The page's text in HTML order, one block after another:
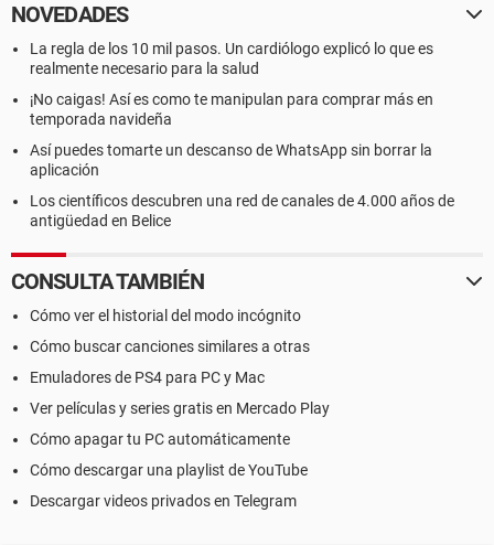
NOVEDADES
La regla de los 10 mil pasos. Un cardiólogo explicó lo que es
realmente necesario para la salud
¡No caigas! Así es como te manipulan para comprar más en
temporada navideña
Así puedes tomarte un descanso de WhatsApp sin borrar la
aplicación
Los científicos descubren una red de canales de 4.000 años de
antigüedad en Belice
CONSULTA TAMBIÉN
Cómo ver el historial del modo incógnito
Cómo buscar canciones similares a otras
Emuladores de PS4 para PC y Mac
Ver películas y series gratis en Mercado Play
Cómo apagar tu PC automáticamente
Cómo descargar una playlist de YouTube
Descargar videos privados en Telegram